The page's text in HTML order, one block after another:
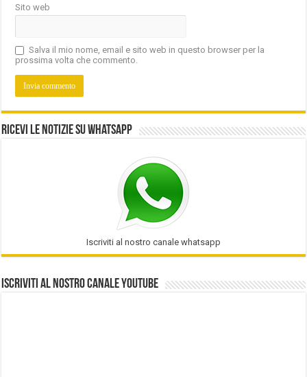
Sito web
Salva il mio nome, email e sito web in questo browser per la
prossima volta che commento.
Ricevi le notizie su Whatsapp
Iscriviti al nostro canale whatsapp
Iscriviti al nostro Canale Youtube